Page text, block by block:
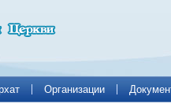
Организации